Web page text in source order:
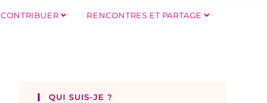
CONTRIBUER RENCONTRES ET PARTAGE
QUI SUIS-JE ?